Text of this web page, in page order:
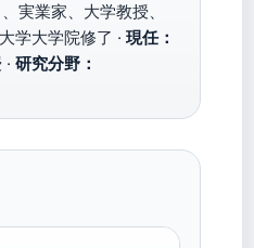
実業家、大学教授、
学大学院修了 · 現任：
研究分野：